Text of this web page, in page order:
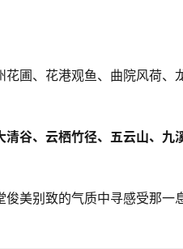
圃、花港观鱼、曲院风荷、
谷、云栖竹径、五云山、九
美别致的气质中寻感受那一